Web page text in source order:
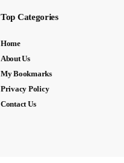
Top Categories
Home
About Us
My Bookmarks
Privacy Policy
Contact Us